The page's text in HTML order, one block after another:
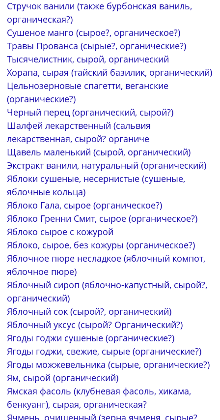
Стручок ванили (также бурбонская ваниль,
органическая?)
Сушеное манго (сырое?, органическое?)
Травы Прованса (сырые?, органические?)
Тысячелистник, сырой, органический
Хорапа, сырая (тайский базилик, органический)
Цельнозерновые спагетти, веганские
(органические?)
Черный перец (органический, сырой?)
Шалфей лекарственный (сальвия
лекарственная, сырой? органиче
Щавель маленький (сырой, органический)
Экстракт ванили, натуральный (органический)
Яблоки сушеные, несернистые (сушеные,
яблочные кольца)
Яблоко Гала, сырое (органическое?)
Яблоко Гренни Смит, сырое (органическое?)
Яблоко сырое с кожурой
Яблоко, сырое, без кожуры (органическое?)
Яблочное пюре несладкое (яблочный компот,
яблочное пюре)
Яблочный сироп (яблочно-капустный, сырой?,
органический)
Яблочный сок (сырой?, органический)
Яблочный уксус (сырой? Органический?)
Ягоды годжи сушеные (органические?)
Ягоды годжи, свежие, сырые (органические?)
Ягоды можжевельника (сырые, органические?)
Ям, сырой (органический)
Ямская фасоль (клубневая фасоль, хикама,
бенкуанг), сырая, органическая?
Ячмень, очищенный (зерна ячменя, сырые?,